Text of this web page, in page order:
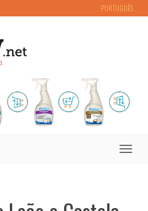
PORTUGUÊS
Toggle